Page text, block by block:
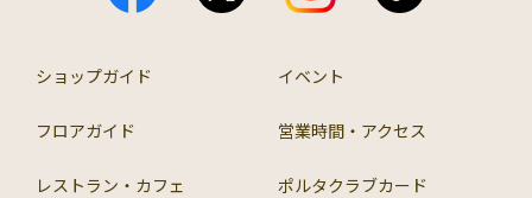
ショップガイド イベント
フロアガイド 営業時間・アクセス
レストラン・カフェ ポルタクラブカード